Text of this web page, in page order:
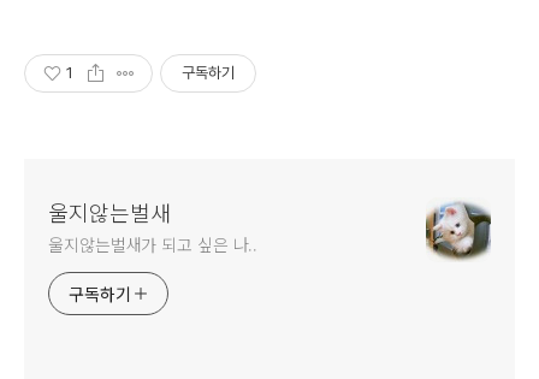
1 구독하기
울지않는벌새
울지않는벌새가 되고 싶은 나..
구독하기